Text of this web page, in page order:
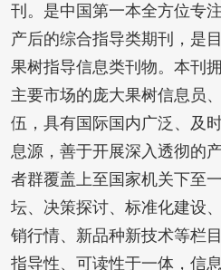
刊。是中国第一本全方位专
产后的综合指导类期刊，是
果树指导信息类刊物。本刊
主要市场的庞大果树信息员
伍，具有国际国内广泛、及
息源，善于开展深入透彻的
者群覆盖上至国家机关下至
坛、决策探讨、标准化建设
销行情、新品种新技术等栏
指导性、可读性于一体，信